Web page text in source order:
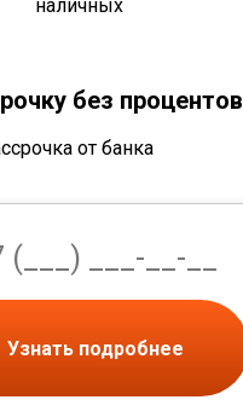
без процентов
от банка
Узнать подробнее